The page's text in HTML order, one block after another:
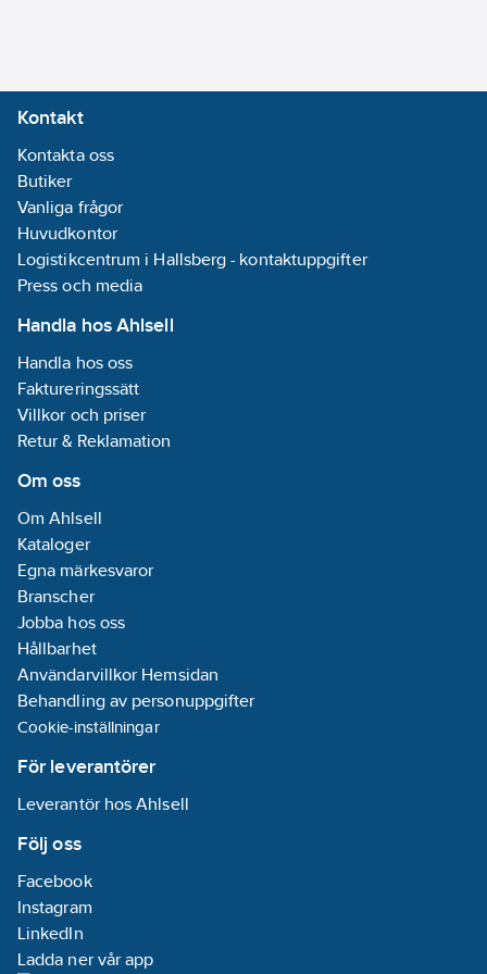
Kontakt
Kontakta oss
Butiker
Vanliga frågor
Huvudkontor
Logistikcentrum i Hallsberg - kontaktuppgifter
Press och media
Handla hos Ahlsell
Handla hos oss
Faktureringssätt
Villkor och priser
Retur & Reklamation
Om oss
Om Ahlsell
Kataloger
Egna märkesvaror
Branscher
Jobba hos oss
Hållbarhet
Användarvillkor Hemsidan
Behandling av personuppgifter
Cookie-inställningar
För leverantörer
Leverantör hos Ahlsell
Följ oss
Facebook
Instagram
LinkedIn
Ladda ner vår app